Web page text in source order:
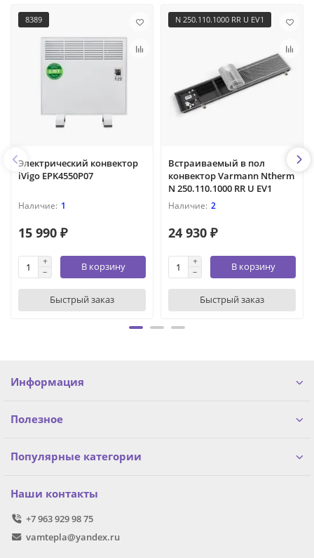
8389
Электрический конвектор
iVigo EPK4550P07
1
15 990 ₽
В корзину
Быстрый заказ
N 250.110.1000 RR U EV1
Встраиваемый в пол
конвектор Varmann Ntherm
N 250.110.1000 RR U EV1
2
24 930 ₽
В корзину
Быстрый заказ
Информация
Полезное
Популярные категории
Наши контакты
+7 963 929 98 75
vamtepla@yandex.ru